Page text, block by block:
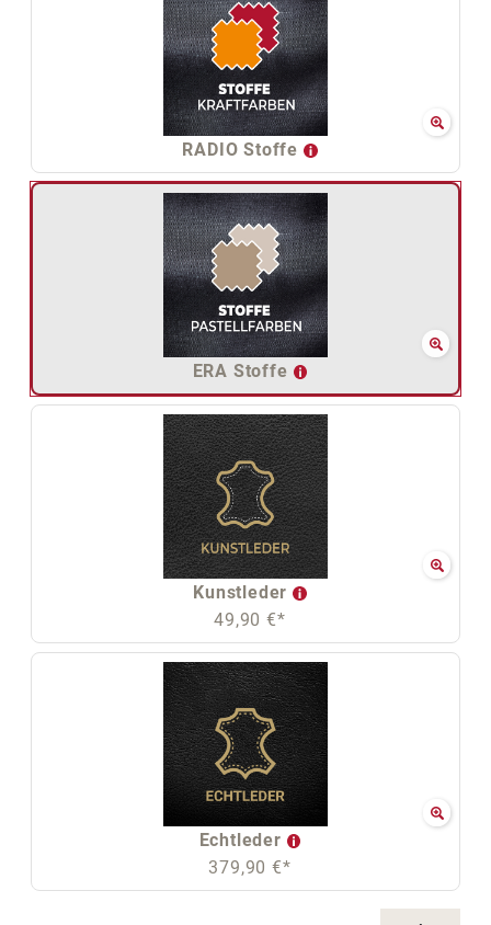
RADIO Stoffe
ERA Stoffe
Kunstleder
49,90 €*
Echtleder
379,90 €*